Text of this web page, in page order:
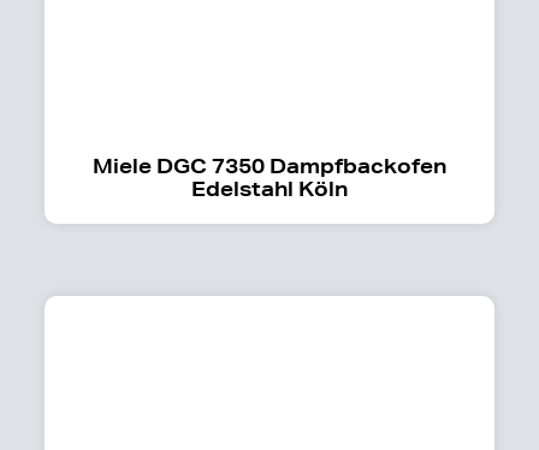
Miele DGC 7350 Dampfbackofen
Edelstahl Köln